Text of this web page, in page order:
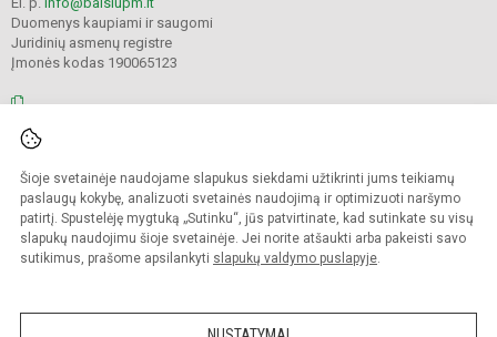
Šioje svetainėje naudojame slapukus siekdami užtikrinti jums teikiamų
paslaugų kokybę, analizuoti svetainės naudojimą ir optimizuoti naršymo
patirtį. Spustelėję mygtuką „Sutinku“, jūs patvirtinate, kad sutinkate su visų
slapukų naudojimu šioje svetainėje. Jei norite atšaukti arba pakeisti savo
sutikimus, prašome apsilankyti slapukų valdymo puslapyje.
Duomenys kaupiami ir saugomi
Juridinių asmenų registre
Įmonės kodas 190065123
Kopijuoti turinį be raštiško mokyklos administracijos sutikimo griežtai
draudžiama.
Prieinamumo paraiška Slapukų valdymas
Sumanus būdas atnaujinti